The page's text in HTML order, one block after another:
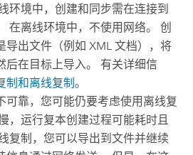
环境中，创建和同步需在连接到
在离线环境中，不使用网络。 创
导出文件（例如 XML 文档），将
后在目标上导入。 有关详细信
制和离线复制。
可靠，您可能仍要考虑使用离线复
，运行复本创建过程可能耗时且
复制，您可以导出到文件并继续